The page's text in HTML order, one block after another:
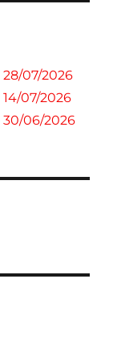
28/07/2026
14/07/2026
30/06/2026